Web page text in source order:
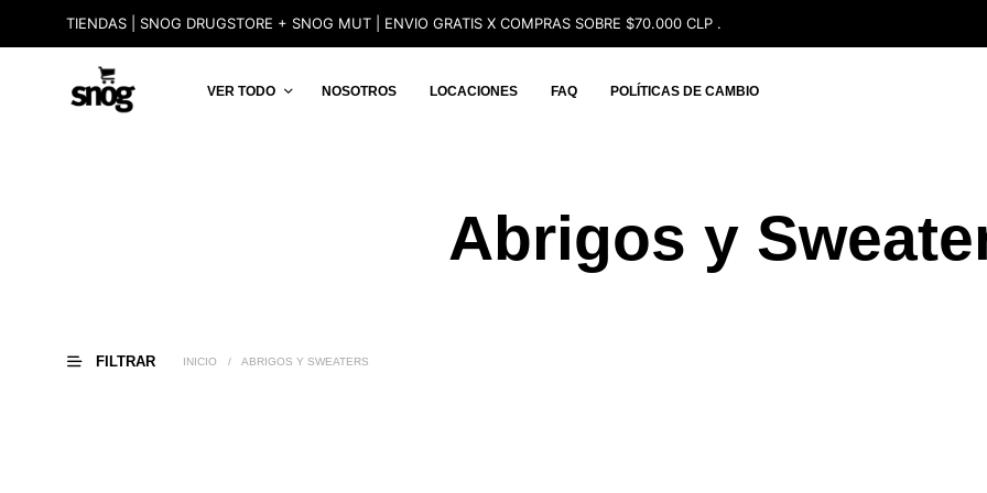
TIENDAS | SNOG DRUGSTORE + SNOG MUT | ENVIO GRATIS X COMPRAS SOBRE $70.000 CLP .
VER TODO NOSOTROS LOCACIONES FAQ POLÍTICAS DE CAMBIO
Abrigos y
FILTRAR INICIO / ABRIGOS Y SWEATERS